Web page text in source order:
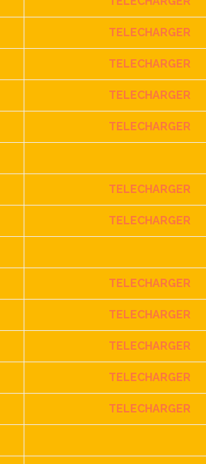
TELECHARGER
TELECHARGER
TELECHARGER
TELECHARGER
TELECHARGER
TELECHARGER
TELECHARGER
TELECHARGER
TELECHARGER
TELECHARGER
TELECHARGER